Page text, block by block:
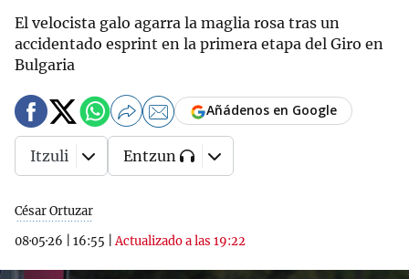
El velocista galo agarra la maglia rosa tras un
accidentado esprint en la primera etapa del Giro en
Bulgaria
César Ortuzar
08·05·26
16:55 |Actualizado a las 19:22
Añádenos en Google
Itzuli Entzun